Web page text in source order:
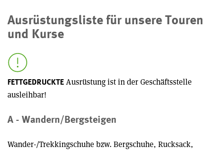
Ausrüstungsliste für unsere Touren
und Kurse
FETTGEDRUCKTE Ausrüstung ist in der Geschäftsstelle
ausleihbar!
A - Wandern/Bergsteigen
Wander-/Trekkingschuhe bzw. Bergschuhe, Rucksack,